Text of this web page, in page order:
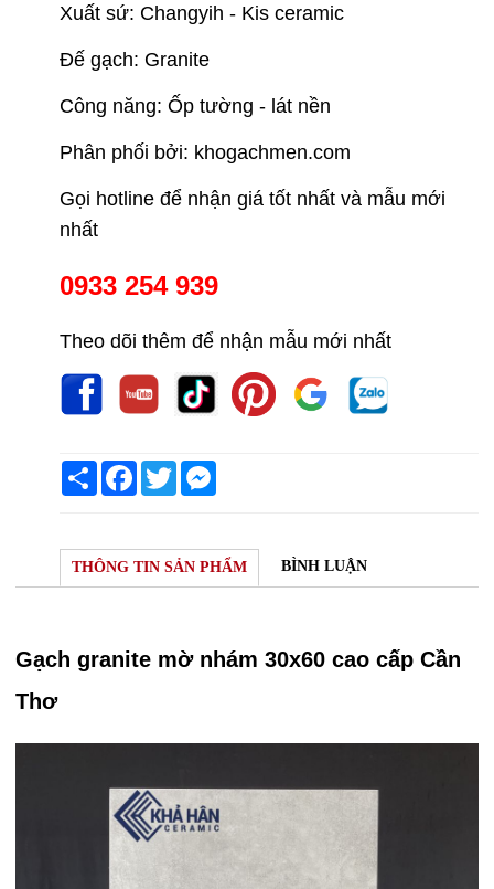
Xuất sứ: Changyih - Kis ceramic
Đế gạch: Granite
Công năng: Ốp tường - lát nền
Phân phối bởi: khogachmen.com
Gọi hotline để nhận giá tốt nhất và mẫu mới
nhất
0933 254 939
Theo dõi thêm để nhận mẫu mới nhất
Share Facebook
Twitter
THÔNG TIN SẢN PHẨM BÌNH LUẬN
Gạch granite mờ nhám 30x60 cao cấp Cần
Thơ